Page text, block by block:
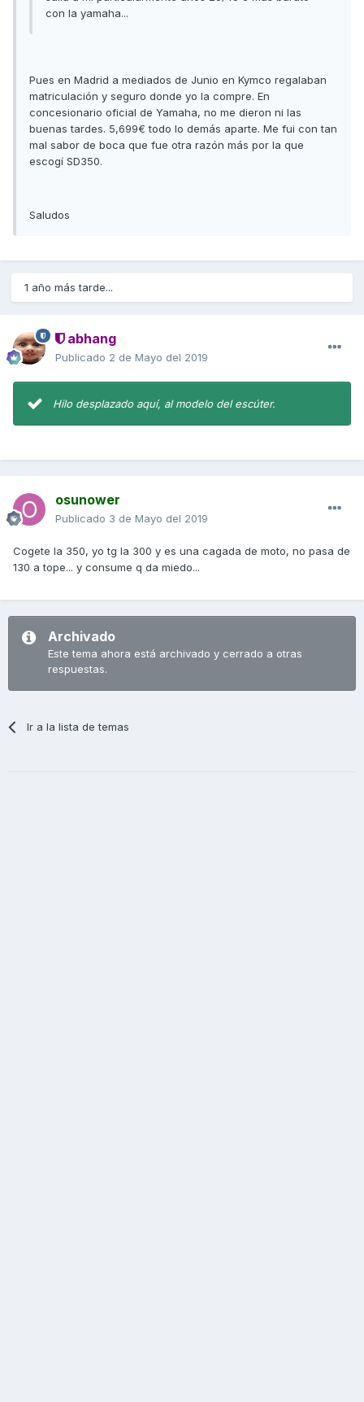
con la yamaha...
Pues en Madrid a mediados de Junio en Kymco regalaban
matriculación y seguro donde yo la compre. En
concesionario oficial de Yamaha, no me dieron ni las
buenas tardes. 5,699€ todo lo demás aparte. Me fui con tan
mal sabor de boca que fue otra razón más por la que
escogí SD350.
Saludos
1 año más tarde...
abhang
Publicado 2 de Mayo del 2019
Hilo desplazado aquí, al modelo del escúter.
osunower
Publicado 3 de Mayo del 2019
Cogete la 350, yo tg la 300 y es una cagada de moto, no pasa de
130 a tope... y consume q da miedo...
Archivado
Este tema ahora está archivado y cerrado a otras
respuestas.
Ir a la lista de temas